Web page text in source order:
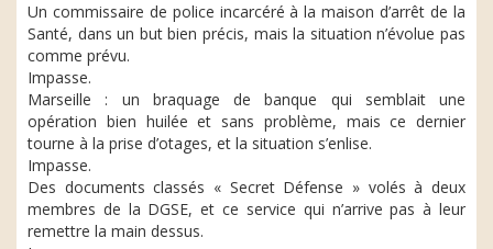
Un commissaire de police incarcéré à la maison d’arrêt de la
Santé, dans un but bien précis, mais la situation n’évolue pas
comme prévu.
Impasse.
Marseille : un braquage de banque qui semblait une
opération bien huilée et sans problème, mais ce dernier
tourne à la prise d’otages, et la situation s’enlise.
Impasse.
Des documents classés « Secret Défense » volés à deux
membres de la DGSE, et ce service qui n’arrive pas à leur
remettre la main dessus.